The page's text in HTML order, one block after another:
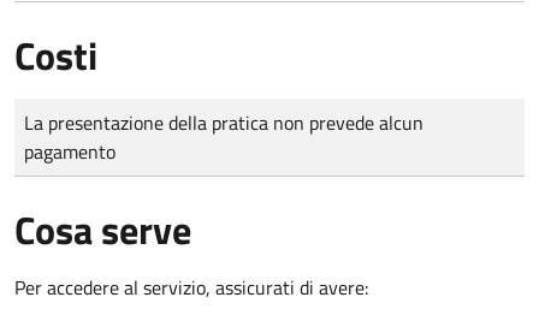
Costi
Tipo di pagamento
Importo
La presentazione della pratica non prevede alcun
pagamento
Cosa serve
Per accedere al servizio, assicurati di avere: